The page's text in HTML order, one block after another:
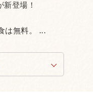
登場！
は無料。 ...